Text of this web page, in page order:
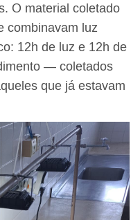
O material coletado
combinavam luz
12h de luz e 12h de
— coletados
que já estavam